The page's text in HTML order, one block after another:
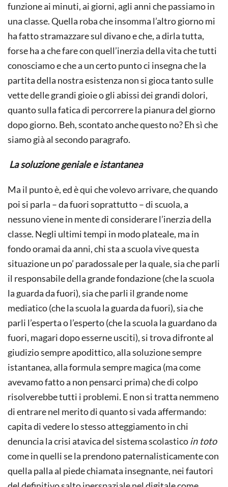
funzione ai minuti, ai giorni, agli anni che passiamo in
una classe. Quella roba che insomma l’altro giorno mi
ha fatto stramazzare sul divano e che, a dirla tutta,
forse ha a che fare con quell’inerzia della vita che tutti
conosciamo e che a un certo punto ci insegna che la
partita della nostra esistenza non si gioca tanto sulle
vette delle grandi gioie o gli abissi dei grandi dolori,
quanto sulla fatica di percorrere la pianura del giorno
dopo giorno. Beh, scontato anche questo no? Eh sì che
siamo già al secondo paragrafo.
La soluzione geniale e istantanea
Ma il punto è, ed è qui che volevo arrivare, che quando
poi si parla – da fuori soprattutto – di scuola, a
nessuno viene in mente di considerare l’inerzia della
classe. Negli ultimi tempi in modo plateale, ma in
fondo oramai da anni, chi sta a scuola vive questa
situazione un po’ paradossale per la quale, sia che parli
il responsabile della grande fondazione (che la scuola
la guarda da fuori), sia che parli il grande nome
mediatico (che la scuola la guarda da fuori), sia che
parli l’esperta o l’esperto (che la scuola la guardano da
fuori, magari dopo esserne usciti), si trova difronte al
giudizio sempre apodittico, alla soluzione sempre
istantanea, alla formula sempre magica (ma come
avevamo fatto a non pensarci prima) che di colpo
risolverebbe tutti i problemi. E non si tratta nemmeno
di entrare nel merito di quanto si vada affermando:
capita di vedere lo stesso atteggiamento in chi
denuncia la crisi atavica del sistema scolastico in toto
come in quelli se la prendono paternalisticamente con
quella palla al piede chiamata insegnante, nei fautori